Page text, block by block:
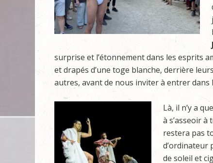
surprise et l’étonnement dans les esprits
et drapés d’une toge blanche, derrière
autres, avant de nous inviter à entrer dans
Là, il n’y a
à s’asseoir
restera pas
d’ordinateur
de soleil et